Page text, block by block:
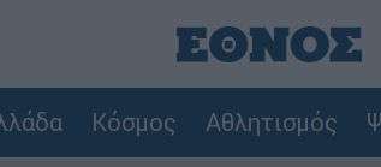
Κόσμος Αθλητισμός